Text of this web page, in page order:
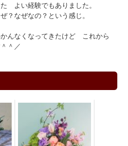
よい経験でもありました。
なぜなの？という感じ。
んなくなってきたけど これから
＾／